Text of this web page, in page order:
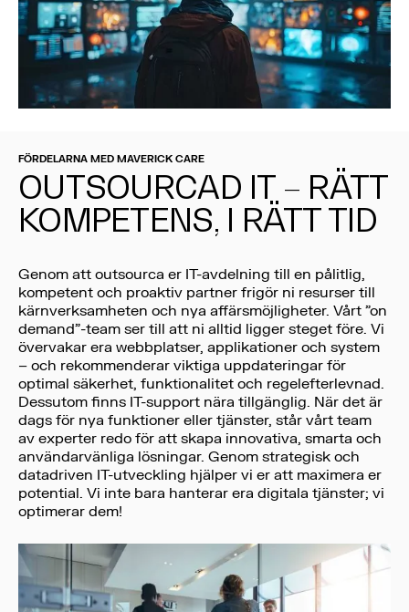
FÖRDELARNA MED MAVERICK CARE
OUTSOURCAD IT – RÄTT
KOMPETENS, I RÄTT TID
Genom att outsourca er IT-avdelning till en pålitlig,
kompetent och proaktiv partner frigör ni resurser till
kärnverksamheten och nya affärsmöjligheter. Vårt ”on
demand”-team ser till att ni alltid ligger steget före. Vi
övervakar era webbplatser, applikationer och system
– och rekommenderar viktiga uppdateringar för
optimal säkerhet, funktionalitet och regelefterlevnad.
Dessutom finns IT-support nära tillgänglig. När det är
dags för nya funktioner eller tjänster, står vårt team
av experter redo för att skapa innovativa, smarta och
användarvänliga lösningar. Genom strategisk och
datadriven IT-utveckling hjälper vi er att maximera er
potential. Vi inte bara hanterar era digitala tjänster; vi
optimerar dem!